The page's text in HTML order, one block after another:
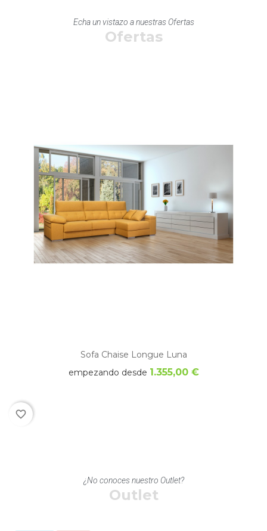
Echa un vistazo a nuestras Ofertas
Ofertas
Sofa Chaise Longue Luna
empezando desde 1.355,00 €
favorite_border
¿No conoces nuestro Outlet?
Outlet